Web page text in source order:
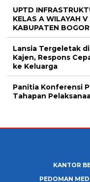
UPTD
KELAS A WILAYAH
KABUPATEN
Lansia Tergeletak
Kajen, Respons
ke Keluarga
Panitia Konferensi
Tahapan
KANTOR
PEDOMAN